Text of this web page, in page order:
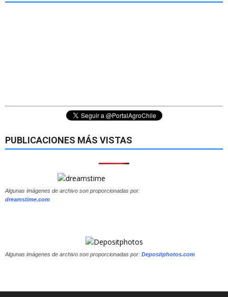
PUBLICACIONES MÁS VISTAS
Algunas imágenes de archivo son proporcionadas por:
dreamstime.com
Algunas imágenes de archivo son proporcionadas por: Depositphotos.com